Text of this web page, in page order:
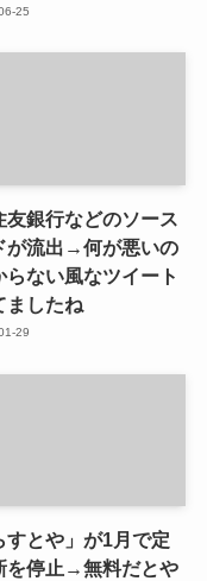
25
友銀行などのソース
が流出→何が悪いの
らない風なツイート
ましたね
29
すとや」が1月で定
を停止→無料だとや